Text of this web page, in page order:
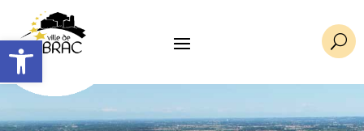
Ouvrir la barre d’outils U